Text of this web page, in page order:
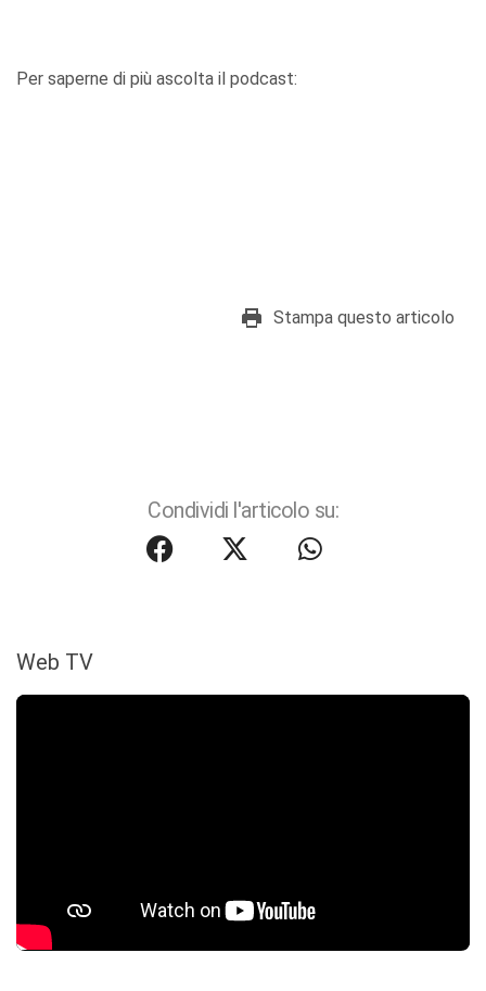
Per saperne di più ascolta il podcast:
Stampa questo articolo
Condividi l'articolo su:
Web TV